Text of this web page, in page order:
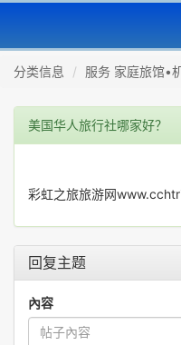
分类信息
服务 家庭旅馆•
美国华人旅行社哪家好？
彩虹之旅旅游网
回复主题
內容